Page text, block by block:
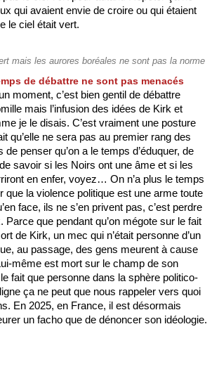
qui avaient envie de croire ou qui étaient
le ciel était vert.
mais les aurores boréales ne sont pas la norme
de débattre ne sont pas menacés
moment, c’est bien gentil de débattre
mais l’infusion des idées de Kirk et
je le disais. C’est vraiment une posture
qu’elle ne sera pas au premier rang des
penser qu’on a le temps d’éduquer, de
savoir si les Noirs ont une âme et si les
en enfer, voyez… On n’a plus le temps
que la violence politique est une arme toute
face, ils ne s’en privent pas, c’est perdre
Parce que pendant qu’on mégote sur le fait
de Kirk, un mec qui n’était personne d’un
au passage, des gens meurent à cause
même est mort sur le champ de son
fait que personne dans la sphère politico-
ça ne peut que nous rappeler vers quoi
En 2025, en France, il est désormais
un facho que de dénoncer son idéologie.